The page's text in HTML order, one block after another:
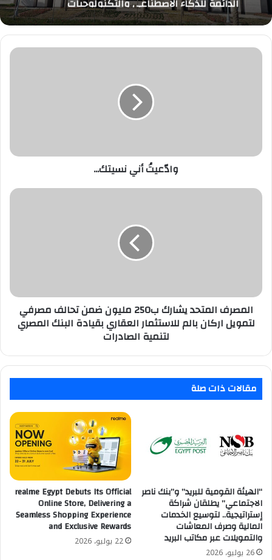
وادّعيتُ
وادّعيتُ أني نسيتك...
المصرف
لتمويل
اركان
بالم
للاستثمار
بقيادة
المصري
لتنمية
المصرف المتحد يشارك ب250 مليون ضمن تحالف مصرفي
لتمويل اركان بالم للاستثمار العقاري بقيادة البنك المصري
لتنمية الصادرات
مقالات ذات صلة
“الهيئة القومية للبريد” و”بنك ناصر
الاجتماعي” يطلقان شراكة
إستراتيجية.. لتوسيع الخدمات
المالية وصرف المعاشات
والتمويلات عبر مكاتب البريد
26 يوليو، 2026
realme Egypt Debuts Its Official
Online Store, Delivering a
Seamless Shopping Experience
and Exclusive Rewards
22 يوليو، 2026